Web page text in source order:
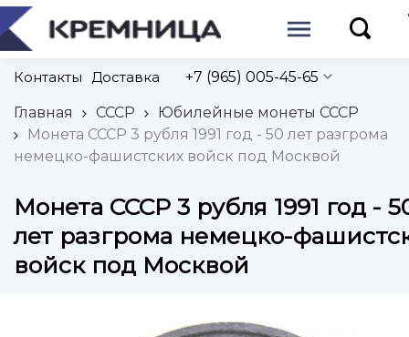
Контакты Доставка +7 (965) 005-45-65
Главная СССР
Юбилейные монеты СССР
Монета СССР 3 рубля 1991 год - 50 лет разгрома
немецко-фашистских войск под Москвой
Монета СССР 3 рубля 1991 год -
лет разгрома немецко-
войск под Москвой